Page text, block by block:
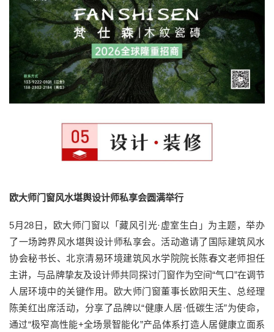
欧大师门窗风水堪舆设计师私享会圆满举行
5月28日，欧大师门窗以「藏风引光·虚室生白」为主题，举办
了一场跨界风水堪舆设计师私享会。活动邀请了国际建筑风水
协会秘书长、北京清易环境建筑风水学院院长陈春文老师担任
主讲，与品牌挚友及设计师共同探讨门窗作为空间“气口”在调节
人居环境中的关键作用。欧大师门窗董事长欧阳天生、总经理
陈美红出席活动，分享了品牌以“健康人居·低碳生活”为使命，
通过“极窄高性能+全场景智能化”产品体系打造人居健康立面系